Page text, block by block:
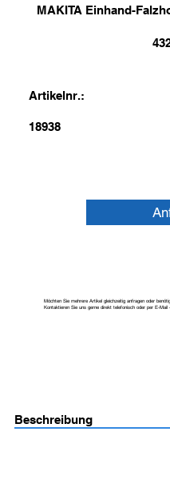
MAKITA Einhand-
Artikelnr.:
18938
Möchten Sie mehrere Artikel gleichzeitig anfragen oder
Kontaktieren Sie uns gerne direkt telefonisch oder per E-
Beschreibung